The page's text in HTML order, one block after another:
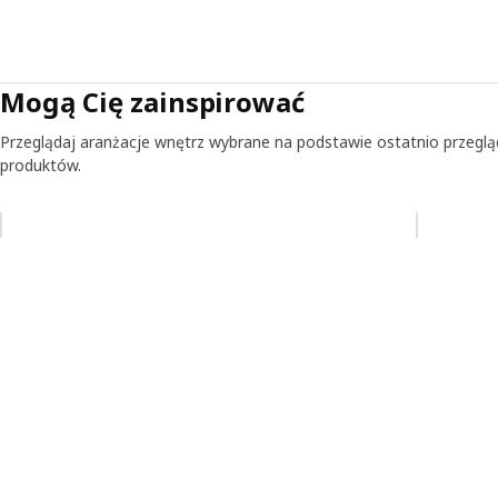
Mogą Cię zainspirować
Przeglądaj aranżacje wnętrz wybrane na podstawie ostatnio
produktów.